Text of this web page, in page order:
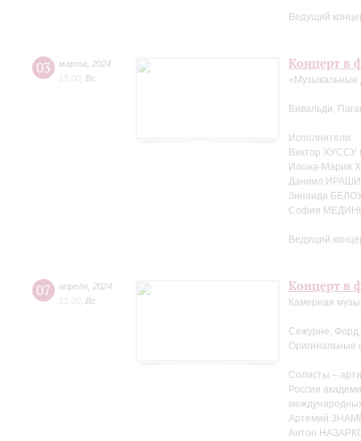
Ведущий
03 марта
2024
15:00 Вс
Концерт в
«Музыкальные
Вивальди,
Исполнители:
Виктор ХУССУ
Илона-Мария
Даниил
Зинаида
София
Ведущий
07 апреля 2024
15:00 Вс
Концерт в
Камерная
Сежурне,
Оригинальные
Солисты –
России
Артемий
Антон